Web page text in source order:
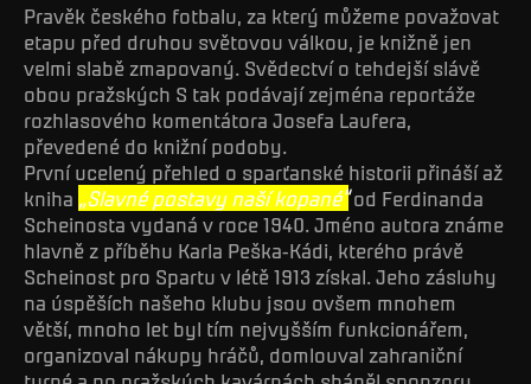
Pravěk českého fotbalu, za který můžeme považovat
etapu před druhou světovou válkou, je knižně jen
velmi slabě zmapovaný. Svědectví o tehdejší slávě
obou pražských S tak podávají zejména reportáže
rozhlasového komentátora Josefa Laufera,
převedené do knižní podoby.
První ucelený přehled o sparťanské historii přináší až
kniha „Slavné postavy naší kopané“od Ferdinanda
Scheinosta vydaná v roce 1940. Jméno autora známe
hlavně z příběhu Karla Peška-Kádi, kterého právě
Scheinost pro Spartu v létě 1913 získal. Jeho zásluhy
na úspěších našeho klubu jsou ovšem mnohem
větší, mnoho let byl tím nejvyšším funkcionářem,
organizoval nákupy hráčů, domlouval zahraniční